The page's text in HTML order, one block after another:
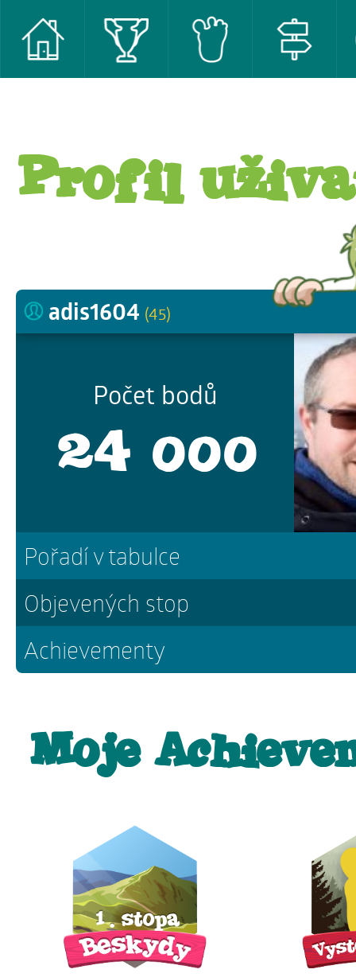
Profil
adis1604 (45)
Počet bodů
24 000
Pořadí v tabulce
Objevených stop
Achievementy
Moje